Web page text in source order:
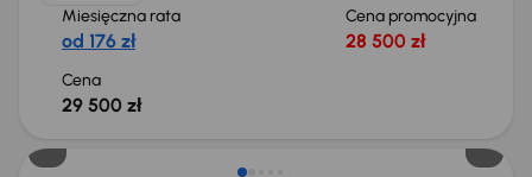
Miesięczna rata
od 176 zł
Cena promocyjna
28 500 zł
Cena
29 500 zł
Taniej o 1 000 zł